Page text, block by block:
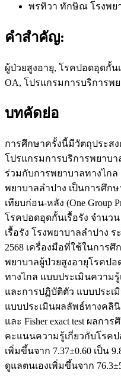
พรทิวา ทักษิณ โรงพย
คำสำคัญ:
ผู้ป่วยสูงอายุ, โรคปอดอุดกั้น
OA, โปรแกรมการบริการพ
บทคัดย่อ
การศึกษาครั้งนี้มีวัตถุประส
โปรแกรมการบริการพยาบา
ร่วมกับการพยาบาลทางไก
พยาบาลลำปาง เป็นการศึก
เทียบก่อน-หลัง (One Group
โรคปอดอุดกั้นเรื้อรัง จำนว
เรื้อรัง โรงพยาบาลลำปาง
2568 เครื่องมือที่ใช้ในการ
พยาบาลผู้ป่วยสูงอายุโรคป
ทางไกล แบบประเมินความรู้
และการปฏิบัติตัว แบบประเ
แบบประเมินผลลัพธ์ทางคลินิ
และ Fisher exact test ผลก
คะแนนความรู้เกี่ยวกับโรค
เพิ่มขึ้นจาก 7.37±0.60 เป็น
ดูแลตนเองเพิ่มขึ้นจาก